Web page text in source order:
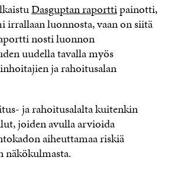
Dasguptan raporttipainotti,
irrallaan luonnosta, vaan on siitä
nosti luonnon
uudella tavalla myös
ja rahoitusalan
ja rahoitusalalta kuitenkin
joiden avulla arvioida
aiheuttamaa riskiä
näkökulmasta.